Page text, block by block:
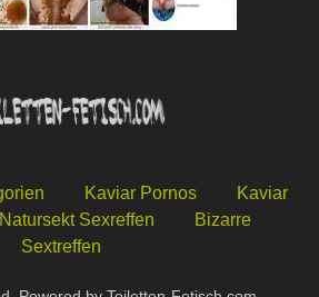
Kaviar Pornos
Kaviar
Natursekt Sexreffen
Bizarre
Sextreffen